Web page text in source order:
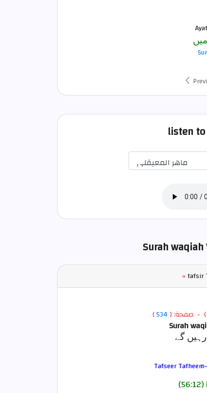
listen to
Surah
»tafsir
) - صفحة: ( 534
)
Surah
گے
Tafseer